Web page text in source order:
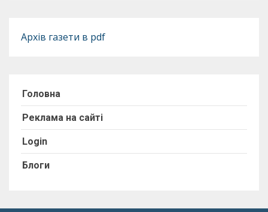
Архів газети в pdf
Головна
Реклама на сайті
Login
Блоги